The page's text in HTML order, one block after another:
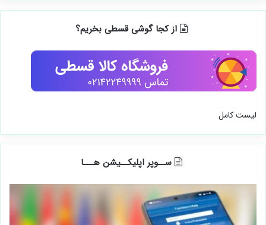
از کجا گوشی قسطی بخریم؟
لیست کامل
ســوپر اپلیکــیشن هـــا